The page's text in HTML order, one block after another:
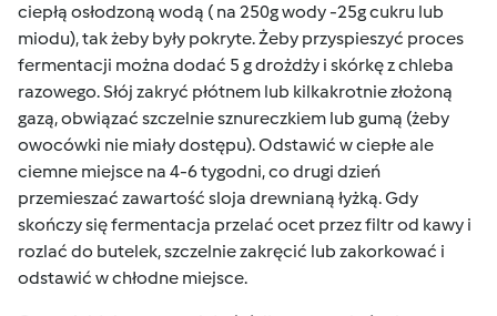
ciepłą osłodzoną wodą ( na 250g wody -25g cukru lub
miodu), tak żeby były pokryte. Żeby przyspieszyć proces
fermentacji można dodać 5 g drożdży i skórkę z chleba
razowego. Słój zakryć płótnem lub kilkakrotnie złożoną
gazą, obwiązać szczelnie sznureczkiem lub gumą (żeby
owocówki nie miały dostępu). Odstawić w ciepłe ale
ciemne miejsce na 4-6 tygodni, co drugi dzień
przemieszać zawartość sloja drewnianą łyżką. Gdy
skończy się fermentacja przelać ocet przez filtr od kawy i
rozlać do butelek, szczelnie zakręcić lub zakorkować i
odstawić w chłodne miejsce.